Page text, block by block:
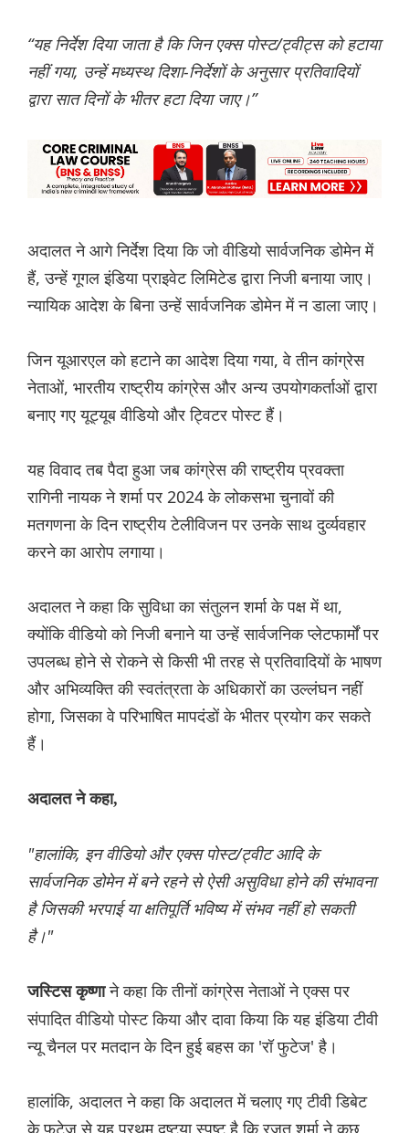
“यह निर्देश दिया जाता है कि जिन एक्स पोस्ट/ट्वीट्स को हटाया
नहीं गया, उन्हें मध्यस्थ दिशा-निर्देशों के अनुसार प्रतिवादियों
द्वारा सात दिनों के भीतर हटा दिया जाए।”
अदालत ने आगे निर्देश दिया कि जो वीडियो सार्वजनिक डोमेन में
हैं, उन्हें गूगल इंडिया प्राइवेट लिमिटेड द्वारा निजी बनाया जाए।
न्यायिक आदेश के बिना उन्हें सार्वजनिक डोमेन में न डाला जाए।
जिन यूआरएल को हटाने का आदेश दिया गया, वे तीन कांग्रेस
नेताओं, भारतीय राष्ट्रीय कांग्रेस और अन्य उपयोगकर्ताओं द्वारा
बनाए गए यूट्यूब वीडियो और ट्विटर पोस्ट हैं।
यह विवाद तब पैदा हुआ जब कांग्रेस की राष्ट्रीय प्रवक्ता
रागिनी नायक ने शर्मा पर 2024 के लोकसभा चुनावों की
मतगणना के दिन राष्ट्रीय टेलीविजन पर उनके साथ दुर्व्यवहार
करने का आरोप लगाया।
अदालत ने कहा कि सुविधा का संतुलन शर्मा के पक्ष में था,
क्योंकि वीडियो को निजी बनाने या उन्हें सार्वजनिक प्लेटफार्मों पर
उपलब्ध होने से रोकने से किसी भी तरह से प्रतिवादियों के भाषण
और अभिव्यक्ति की स्वतंत्रता के अधिकारों का उल्लंघन नहीं
होगा, जिसका वे परिभाषित मापदंडों के भीतर प्रयोग कर सकते
हैं।
अदालत ने कहा,
"हालांकि, इन वीडियो और एक्स पोस्ट/ट्वीट आदि के
सार्वजनिक डोमेन में बने रहने से ऐसी असुविधा होने की संभावना
है जिसकी भरपाई या क्षतिपूर्ति भविष्य में संभव नहीं हो सकती
है।"
जस्टिस कृष्णाने कहा कि तीनों कांग्रेस नेताओं ने एक्स पर
संपादित वीडियो पोस्ट किया और दावा किया कि यह इंडिया टीवी
न्यू चैनल पर मतदान के दिन हुई बहस का 'रॉ फुटेज' है।
हालांकि, अदालत ने कहा कि अदालत में चलाए गए टीवी डिबेट